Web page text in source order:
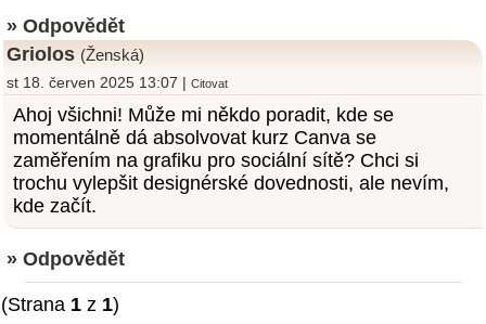
» Odpovědět
Griolos (Ženská)
st 18. červen 2025 13:07 | Citovat
Ahoj všichni! Může mi někdo poradit, kde se
momentálně dá absolvovat kurz Canva se
zaměřením na grafiku pro sociální sítě? Chci si
trochu vylepšit designérské dovednosti, ale nevím,
kde začít.
» Odpovědět
(Strana 1 z 1)